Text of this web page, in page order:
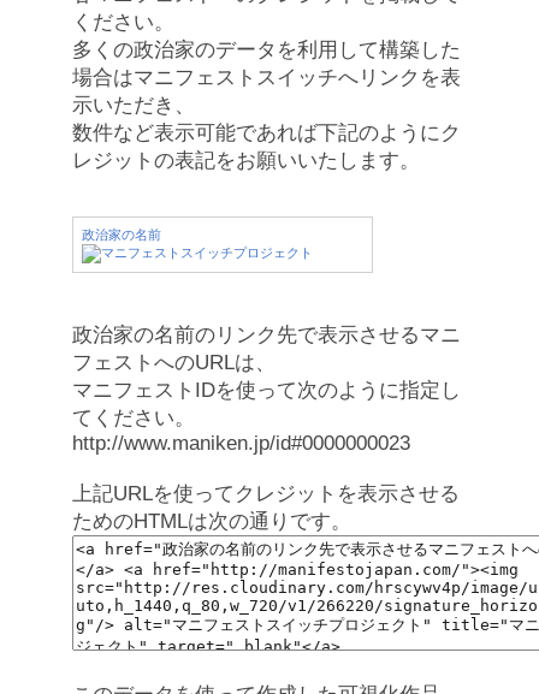
ください。
多くの政治家のデータを利用して構築した
場合はマニフェストスイッチへリンクを表
示いただき、
数件など表示可能であれば下記のようにク
レジットの表記をお願いいたします。
政治家の名前
政治家の名前のリンク先で表示させるマニ
フェストへのURLは、
マニフェストIDを使って次のように指定し
てください。
http://www.maniken.jp/id#0000000023
上記URLを使ってクレジットを表示させる
ためのHTMLは次の通りです。